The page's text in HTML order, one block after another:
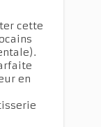
cette
en
8